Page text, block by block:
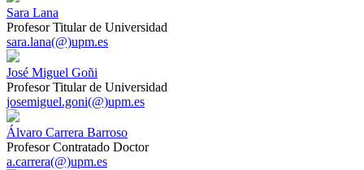
Sara Lana
Profesor Titular de Universidad
sara.lana(@)upm.es
José Miguel Goñi
Profesor Titular de Universidad
josemiguel.goni(@)upm.es
Álvaro Carrera Barroso
Profesor Contratado Doctor
a.carrera(@)upm.es